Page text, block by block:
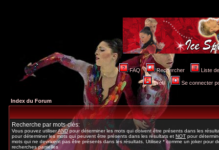
FAQ Rechercher Liste
Profil Se connecter
Index du Forum
Recherche par mots-clés:
Vous pouvez utiliserANDpour déterminer les mots qui doivent être présents dans les
pour déterminer les mots qui peuvent être présents dans les résultats etNOTpour
mots qui ne devraient pas être présents dans les résultats. Utilisez * comme un joker pour
recherches partielles